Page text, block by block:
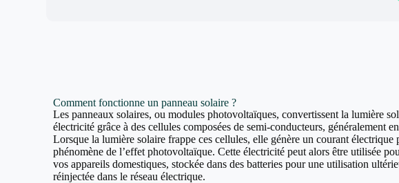
Comment fonctionne un panneau solaire ?
Les panneaux solaires, ou modules photovoltaïques, convertissent la lumière
électricité grâce à des cellules composées de semi-conducteurs, généralement
Lorsque la lumière solaire frappe ces cellules, elle génère un courant électrique
phénomène de l’effet photovoltaïque. Cette électricité peut alors être utilisée
vos appareils domestiques, stockée dans des batteries pour une utilisation
réinjectée dans le réseau électrique.